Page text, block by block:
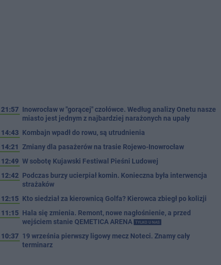
21:57 Inowrocław w "gorącej" czołówce. Według analizy Onetu nasze
miasto jest jednym z najbardziej narażonych na upały
14:43 Kombajn wpadł do rowu, są utrudnienia
14:21 Zmiany dla pasażerów na trasie Rojewo-Inowrocław
12:49 W sobotę Kujawski Festiwal Pieśni Ludowej
12:42 Podczas burzy ucierpiał komin. Konieczna była interwencja
strażaków
12:15 Kto siedział za kierownicą Golfa? Kierowca zbiegł po kolizji
11:15 Hala się zmienia. Remont, nowe nagłośnienie, a przed
wejściem stanie QEMETICA ARENA
TYLKO U NAS
10:37 19 września pierwszy ligowy mecz Noteci. Znamy cały
terminarz